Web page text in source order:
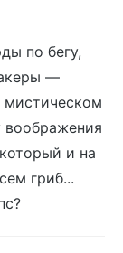
по бегу,
—
мистическом
воображения
и на
гриб...